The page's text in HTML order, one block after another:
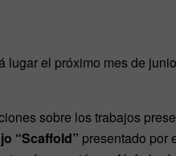
el próximo mes de
sobre los trabajos
“Scaffold” presentado por